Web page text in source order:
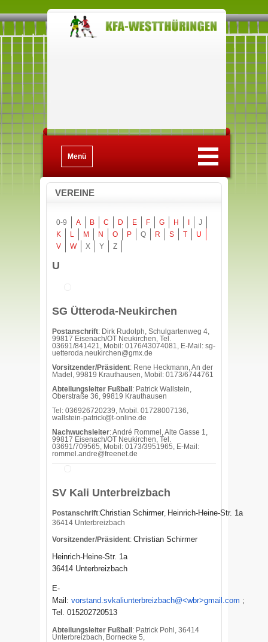
Menü
VEREINE
0-9 A B C D E F G H
J
K
L M N O P Q R S T
U
V
W X Y Z
U
SG Ütteroda-Neukirchen
Postanschrift: Dirk Rudolph, Schulgartenweg 4,
99817 Eisenach/OT Neukirchen, Tel.
03691/841421, Mobil: 0176/43074081, E-Mail: sg-
uetteroda.neukirchen@gmx.de
Vorsitzender/Präsident: Rene Heckmann, An der
Madel, 99819 Krauthausen, Mobil: 0173/6744761
Abteilungsleiter Fußball : Patrick Wallstein,
Oberstraße 36, 99819 Krauthausen
Tel: 036926720239, Mobil. 01728007136,
wallstein-patrick@t-online.de
Nachwuchsleiter: André Rommel, Alte Gasse 1,
99817 Eisenach/OT Neukirchen, Tel.
03691/709565, Mobil: 0173/3951965, E-Mail:
rommel.andre@freenet.de
SV Kali Unterbreizbach
Postanschrift:Christian Schirmer, Heinrich-Heine-Str. 1a
36414 Unterbreizbach
Vorsitzender/Präsident: Christian Schirmer
Heinrich-Heine-Str. 1a
36414 Unterbreizbach
E-
Mail: vorstand.svkaliunterbreizbach@<wbr>gmail.com ;
Tel. 015202720513
Abteilungsleiter Fußball : Patrick Pohl, 36414
Unterbreizbach, Bornecke 5,